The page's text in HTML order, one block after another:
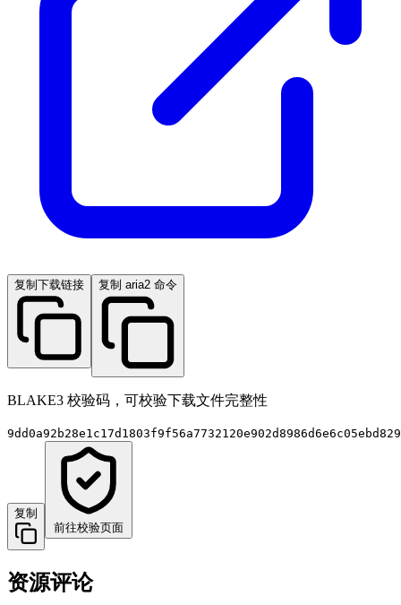
复制下载链接 复制 aria2 命令
BLAKE3 校验码，可校验下载文件完整性
复制
前往校验页面
资源评论